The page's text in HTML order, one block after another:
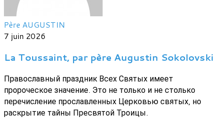
Père AUGUSTIN
7 juin 2026
La Toussaint, par père Augustin Sokolovski
Православный праздник Всех Святых имеет
пророческое значение. Это не только и не столько
перечисление прославленных Церковью святых, но
раскрытие тайны Пресвятой Троицы.